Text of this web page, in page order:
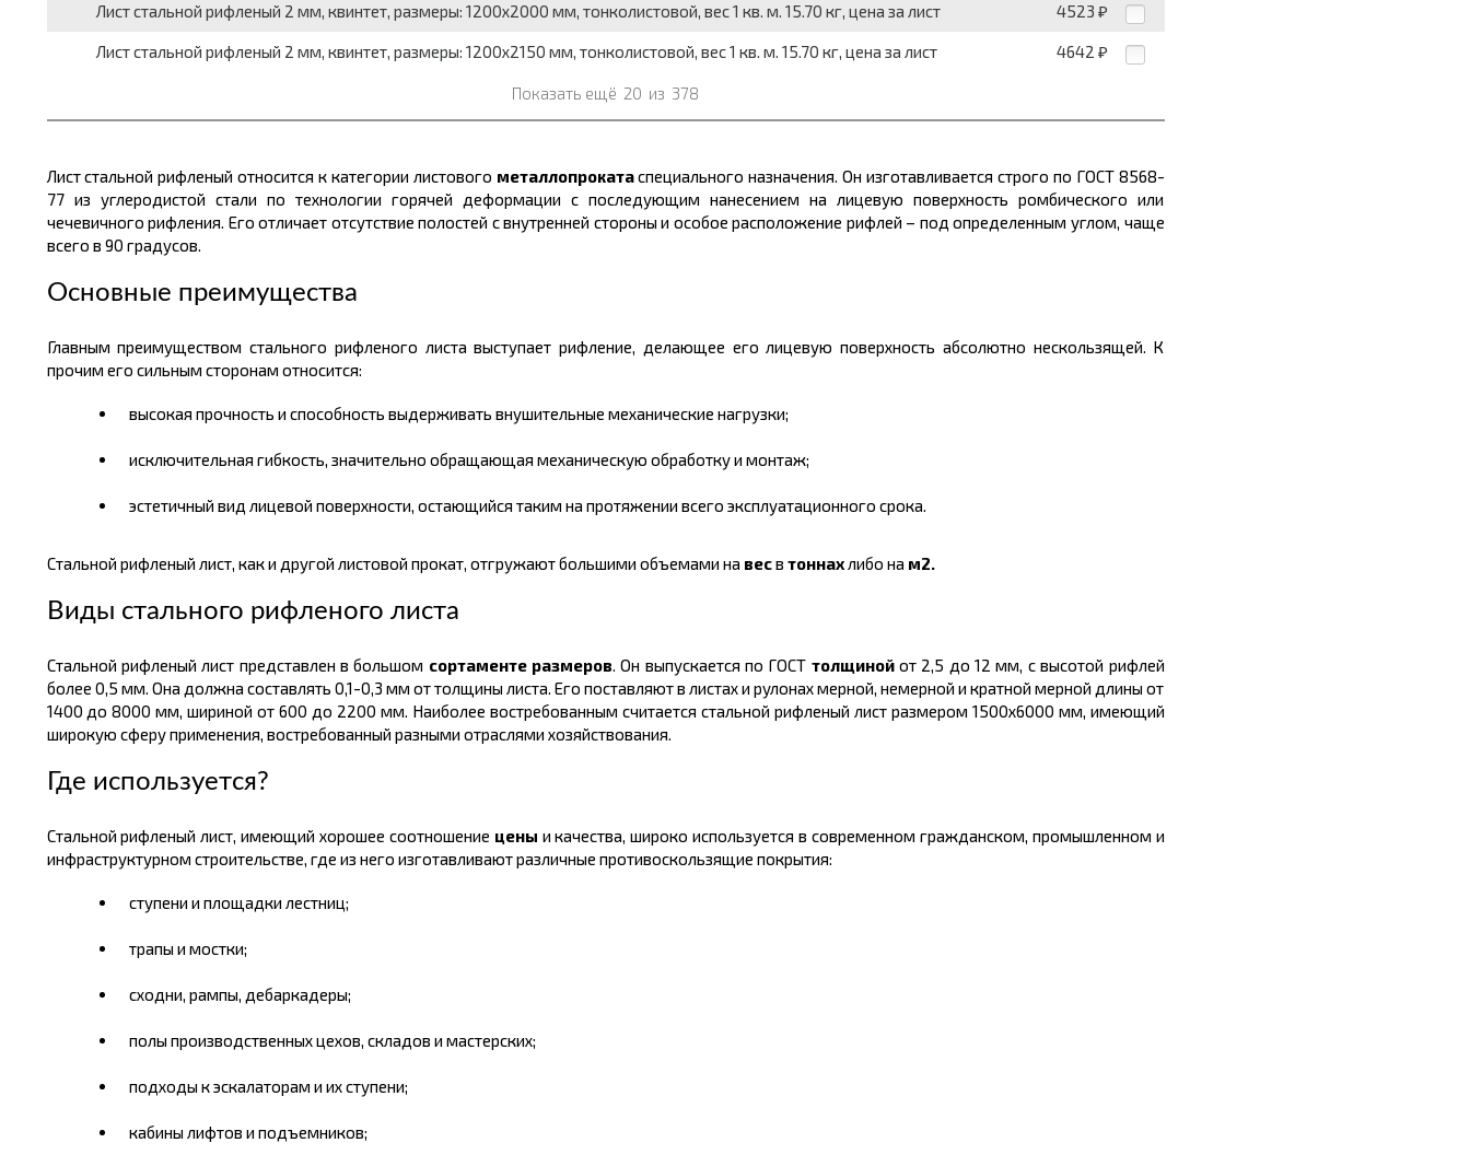
Лист стальной рифленый 2 мм, квинтет, размеры: 1200x2000 мм, тонколистовой, вес 1 кв. м. 15.70 кг, цена за лист 4523 ₽
Лист стальной рифленый 2 мм, квинтет, размеры: 1200x2150 мм, тонколистовой, вес 1 кв. м. 15.70 кг, цена за лист 4642 ₽
Показать ещё 20 из 378
Лист стальной рифленый относится к категории листового металлопрокатаспециального назначения. Он изготавливается строго по ГОСТ 8568-
77 из углеродистой стали по технологии горячей деформации с последующим нанесением на лицевую поверхность ромбического или
чечевичного рифления. Его отличает отсутствие полостей с внутренней стороны и особое расположение рифлей – под определенным углом, чаще
всего в 90 градусов.
Основные преимущества
Главным преимуществом стального рифленого листа выступает рифление, делающее его лицевую поверхность абсолютно нескользящей. К
прочим его сильным сторонам относится:
высокая прочность и способность выдерживать внушительные механические нагрузки;
исключительная гибкость, значительно обращающая механическую обработку и монтаж;
эстетичный вид лицевой поверхности, остающийся таким на протяжении всего эксплуатационного срока.
Стальной рифленый лист, как и другой листовой прокат, отгружают большими объемами на весв тоннахлибо на м2.
Виды стального рифленого листа
Стальной рифленый лист представлен в большом сортаменте размеров. Он выпускается по ГОСТ толщинойот 2,5 до 12 мм, с высотой рифлей
более 0,5 мм. Она должна составлять 0,1-0,3 мм от толщины листа. Его поставляют в листах и рулонах мерной, немерной и кратной мерной длины от
1400 до 8000 мм, шириной от 600 до 2200 мм. Наиболее востребованным считается стальной рифленый лист размером 1500х6000 мм, имеющий
широкую сферу применения, востребованный разными отраслями хозяйствования.
Где используется?
Стальной рифленый лист, имеющий хорошее соотношение цены и качества, широко используется в современном гражданском, промышленном и
инфраструктурном строительстве, где из него изготавливают различные противоскользящие покрытия:
ступени и площадки лестниц;
трапы и мостки;
сходни, рампы, дебаркадеры;
полы производственных цехов, складов и мастерских;
подходы к эскалаторам и их ступени;
кабины лифтов и подъемников;